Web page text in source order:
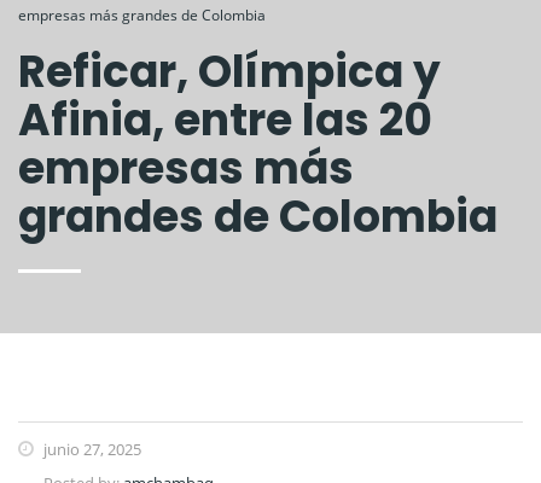
empresas más grandes de Colombia
Reficar, Olímpica y
Afinia, entre las 20
empresas más
grandes de Colombia
junio 27, 2025